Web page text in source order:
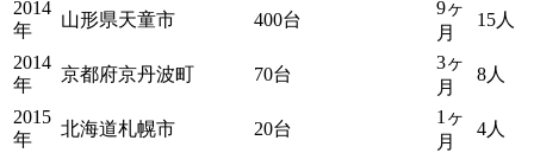
2014
年
山形県天童市 400台
9ヶ
月
15人
2014
年
京都府京丹波町 70台
3ヶ
月
8人
2015
年
北海道札幌市 20台
1ヶ
月
4人